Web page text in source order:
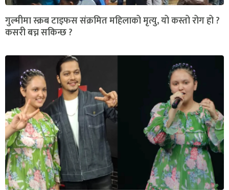
गुल्मीमा स्क्रब टाइफस संक्रमित महिलाको मृत्यु, यो कस्तो रोग हो ?
कसरी बच्न सकिन्छ ?